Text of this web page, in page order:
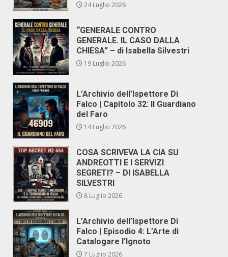
24 Luglio 2026
“GENERALE CONTRO
GENERALE. IL CASO DALLA
CHIESA” – di Isabella Silvestri
19 Luglio 2026
L’Archivio dell’Ispettore Di
Falco | Capitolo 32: Il Guardiano
del Faro
14 Luglio 2026
COSA SCRIVEVA LA CIA SU
ANDREOTTI E I SERVIZI
SEGRETI? – DI ISABELLA
SILVESTRI
8 Luglio 2026
L’Archivio dell’Ispettore Di
Falco | Episodio 4: L’Arte di
Catalogare l’Ignoto
7 Luglio 2026